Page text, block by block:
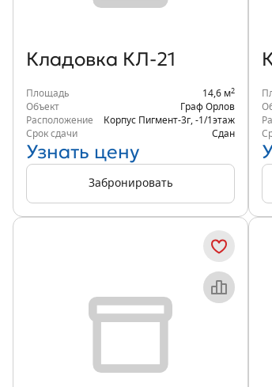
Кладовка КЛ-21
Площадь 14,6 м2
Объект
Граф Орлов
Расположение
Корпус Пигмент-3г -1/1 этаж
Срок сдачи
Сдан
Узнать цену
Забронировать